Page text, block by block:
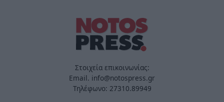
Στοιχεία επικοινωνίας:
Email. info@notospress.gr
Τηλέφωνο: 27310.89949